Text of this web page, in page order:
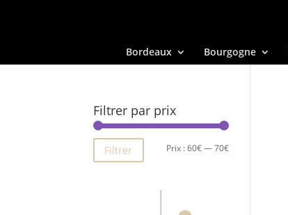
Bordeaux Bourgogne
Filtrer par prix
Prix
Prix
Filtrer Prix :60€—70€